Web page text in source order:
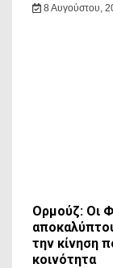
8 Αυγούστου,
Ορμούζ: Οι
την κίνηση
κοινότητα